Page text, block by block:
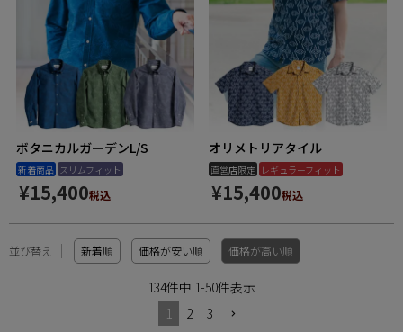
ボタニカルガーデンL/S
新着商品 スリムフィット
¥15,400税込
オリメトリアタイル
直営店限定 レギュラーフィット
¥15,400税込
並び替え 新着順 価格が安い順 価格が高い順
134件中 1-50件表示
1
2 3